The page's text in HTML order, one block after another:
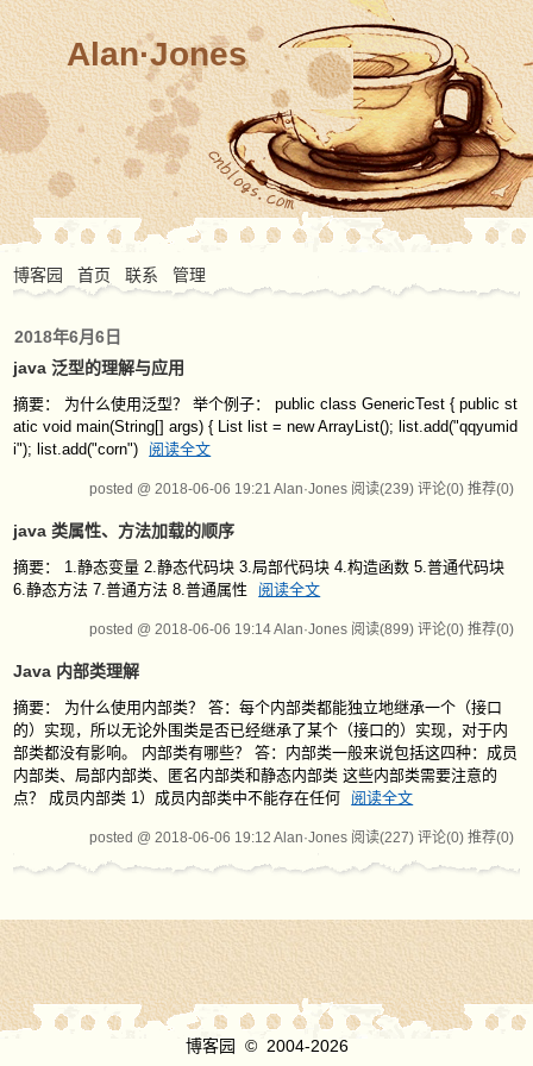
Alan·Jones
博客园 首页 联系 管理
2018年6月6日
java 泛型的理解与应用
摘要： 为什么使用泛型？ 举个例子： public class GenericTest { public st
atic void main(String[] args) { List list = new ArrayList(); list.add("qqyumid
i"); list.add("corn")
阅读全文
posted @ 2018-06-06 19:21 Alan·Jones 阅读(239) 评论(0) 推荐(0)
java 类属性、方法加载的顺序
摘要： 1.静态变量 2.静态代码块 3.局部代码块 4.构造函数 5.普通代码块
6.静态方法 7.普通方法 8.普通属性
阅读全文
posted @ 2018-06-06 19:14 Alan·Jones 阅读(899) 评论(0) 推荐(0)
Java 内部类理解
摘要： 为什么使用内部类？ 答：每个内部类都能独立地继承一个（接口
的）实现，所以无论外围类是否已经继承了某个（接口的）实现，对于内
部类都没有影响。 内部类有哪些？ 答：内部类一般来说包括这四种：成员
内部类、局部内部类、匿名内部类和静态内部类 这些内部类需要注意的
点？ 成员内部类 1）成员内部类中不能存在任何
阅读全文
posted @ 2018-06-06 19:12 Alan·Jones 阅读(227) 评论(0) 推荐(0)
博客园 © 2004-2026